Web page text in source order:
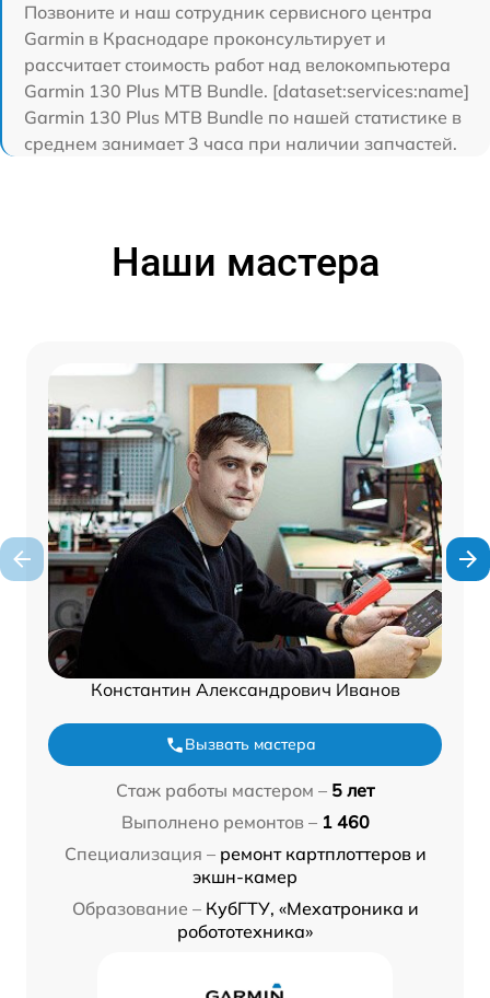
Позвоните и наш сотрудник сервисного центра
Garmin в Краснодаре проконсультирует и
рассчитает стоимость работ над велокомпьютера
Garmin 130 Plus MTB Bundle. [dataset:services:name]
Garmin 130 Plus MTB Bundle по нашей статистике в
среднем занимает 3 часа при наличии запчастей.
Наши мастера
Константин Александрович Иванов
Вызвать мастера
Стаж работы мастером – 5 лет
Выполнено ремонтов – 1 460
Специализация – ремонт картплоттеров и
экшн-камер
Образование – КубГТУ, «Мехатроника и
робототехника»